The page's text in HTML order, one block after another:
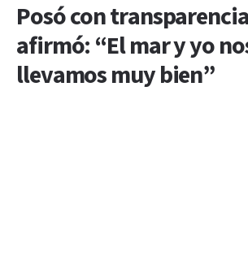
Posó con
afirmó: “El mar y yo
llevamos muy bien”